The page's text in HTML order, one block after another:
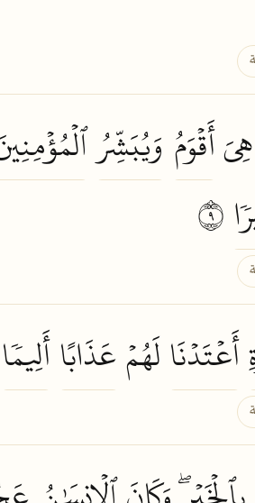
أَقۡوَمُ وَيُبَشِّرُ
أَعۡتَدۡنَالَهُمۡعَذَابًاأَلِيمٗا